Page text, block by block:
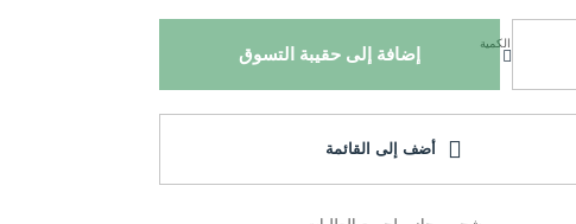
الكمية
إضافة إلى حقيبة التسوق
أضف إلى القائمة